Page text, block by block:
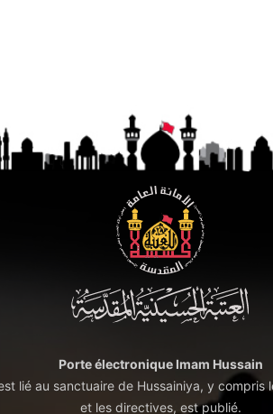
Porte électronique Imam Hussain
lié au sanctuaire de Hussainiya, y compris
et les directives, est publié.